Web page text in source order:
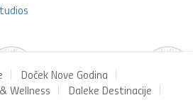
Doček Nove Godina
Wellness Daleke Destinacije